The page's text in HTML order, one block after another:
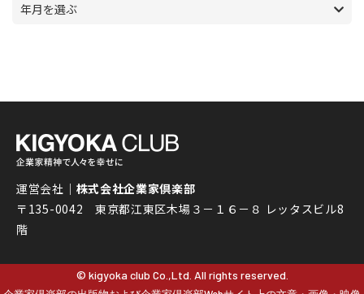
年月を選ぶ
運営会社｜ 株式会社企業家倶楽部
〒135-0042 東京都江東区木場３－１６－８ レッタスビル8
階
© kigyoka club Co.,Ltd. All rights reserved.